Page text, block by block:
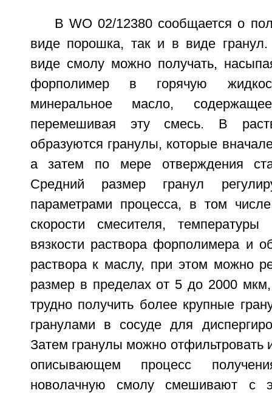
В WO 02/12380 сообщается о
виде порошка, так и в виде гранул.
виде смолу можно получать,
форполимер в горячую
минеральное масло,
перемешивая эту смесь. В
образуются гранулы, которые
а затем по мере отверждения
Средний размер гранул
параметрами процесса, в том
скорости смесителя,
вязкости раствора форполимера и
раствора к маслу, при этом можно
размер в пределах от 5 до 2000
трудно получить более крупные
гранулами в сосуде для
Затем гранулы можно отфильтровать
описывающем процесс
новолачную смолу смешивают с